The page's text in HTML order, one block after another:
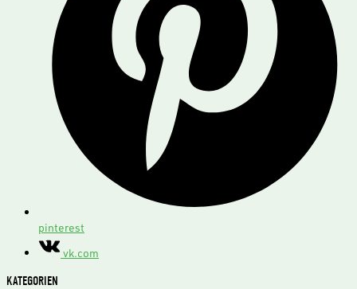
pinterest
vk.com
KATEGORIEN